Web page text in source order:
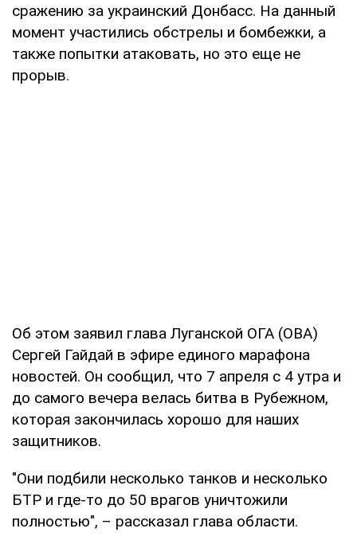
сражению за украинский Донбасс. На данный
момент участились обстрелы и бомбежки, а
также попытки атаковать, но это еще не
прорыв.
Об этом заявил глава Луганской ОГА (ОВА)
Сергей Гайдай в эфире единого марафона
новостей. Он сообщил, что 7 апреля с 4 утра и
до самого вечера велась битва в Рубежном,
которая закончилась хорошо для наших
защитников.
"Они подбили несколько танков и несколько
БТР и где-то до 50 врагов уничтожили
полностью", – рассказал глава области.